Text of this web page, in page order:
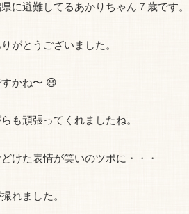
に避難してるあかりちゃん７歳です。
がとうございました。
かね〜 😆
も頑張ってくれましたね。
けた表情が笑いのツボに・・・
れました。